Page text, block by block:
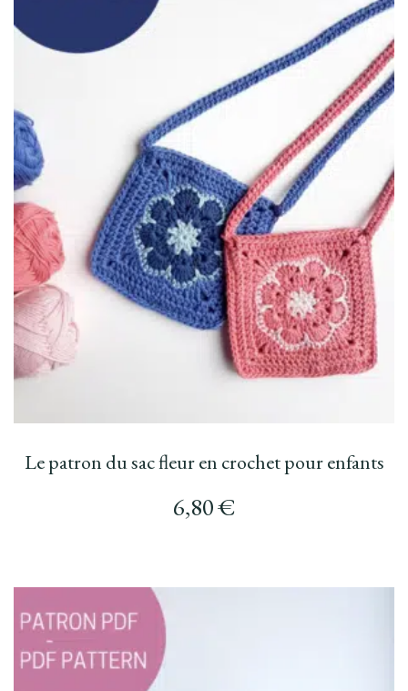
Le patron du sac fleur en crochet pour enfants
6,80€